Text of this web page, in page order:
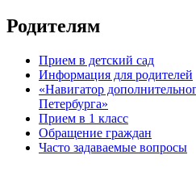
Родителям
Прием в детский сад
Информация для родителей
«Навигатор
Петербурга»
Прием в 1 класс
Обращение граждан
Часто задаваемые вопросы